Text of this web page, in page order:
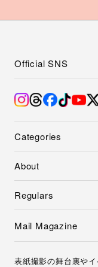
Categories
About
Regulars
Official SNS
Mail Magazine
表紙撮影の舞台裏や